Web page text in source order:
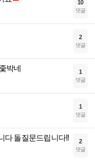
10
댓글
2
댓글
박네 1
댓글
1
댓글
다 돌질문드립니다!! 2
댓글